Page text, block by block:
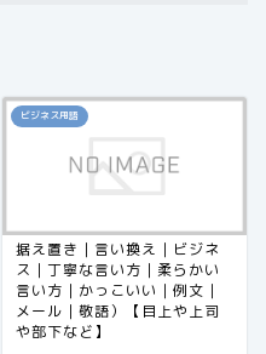
ビジネス用語
据え置き｜言い換え｜ビジネ
ス｜丁寧な言い方｜柔らかい
言い方｜かっこいい｜例文｜
メール｜敬語）【目上や上司
や部下など】